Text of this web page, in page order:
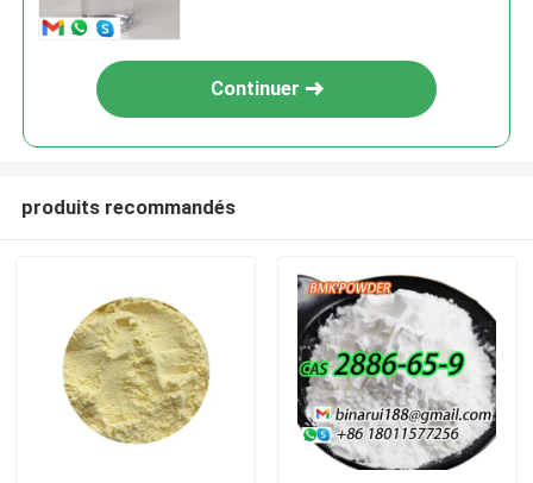
Continuer
produits recommandés